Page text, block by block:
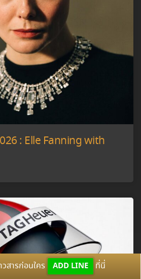
: Elle Fanning with
สารก่อนใคร ADD LINE ที่นี่